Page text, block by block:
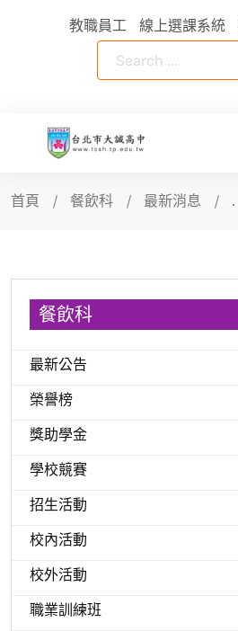
教職員工 線上選課系統
首頁 餐飲科 最新消息 .
餐飲科
最新公告
榮譽榜
獎助學金
學校競賽
招生活動
校內活動
校外活動
職業訓練班